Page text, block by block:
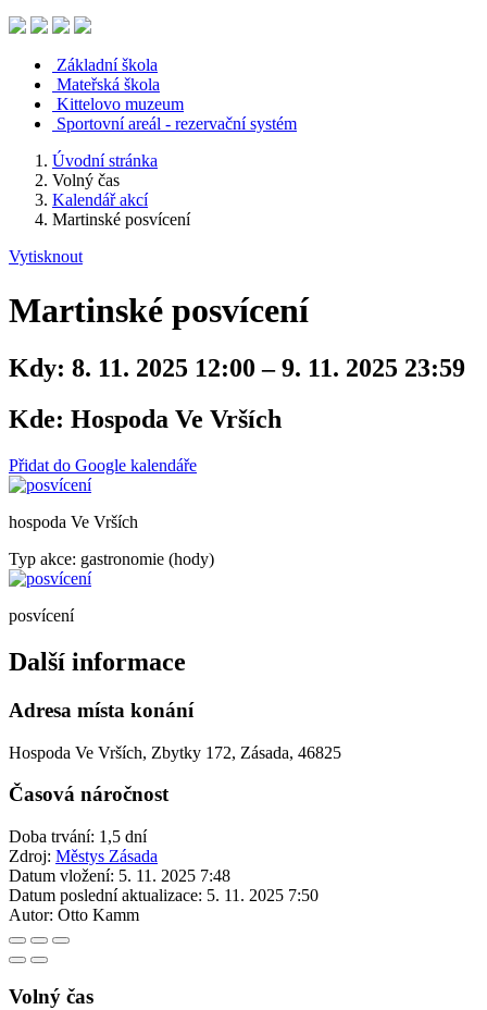
Základní škola
Mateřská škola
Kittelovo muzeum
Sportovní areál - rezervační systém
Úvodní stránka
Volný čas
Kalendář akcí
Martinské posvícení
Vytisknout
Martinské posvícení
Kdy: 8. 11. 2025 12:00 – 9. 11. 2025 23:59
Kde: Hospoda Ve Vrších
Přidat do Google kalendáře
hospoda Ve Vrších
Typ akce: gastronomie (hody)
posvícení
Další informace
Adresa místa konání
Hospoda Ve Vrších, Zbytky 172, Zásada, 46825
Časová náročnost
Doba trvání: 1,5 dní
Zdroj: Městys Zásada
Datum vložení: 5. 11. 2025 7:48
Datum poslední aktualizace: 5. 11. 2025 7:50
Autor: Otto Kamm
Volný čas